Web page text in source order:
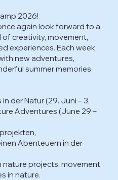
2026!
again look forward to a
creativity, movement,
experiences. Each week
new adventures,
summer memories
der Natur (29. Juni – 3.
Adventures (June 29 –
Abenteuern in der
projects, movement
in nature.